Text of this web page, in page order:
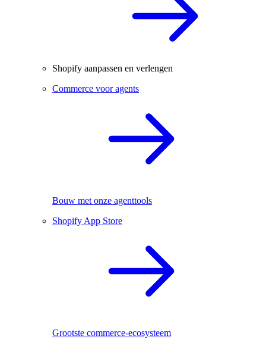
Shopify aanpassen en verlengen
Commerce voor agents
Bouw met onze agenttools
Shopify App Store
Grootste commerce-ecosysteem